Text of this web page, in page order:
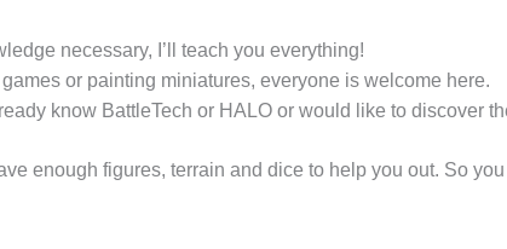
necessary, I’ll teach you everything!
or painting miniatures, everyone is welcome here.
know BattleTech or HALO or would like to discover
enough figures, terrain and dice to help you out. So